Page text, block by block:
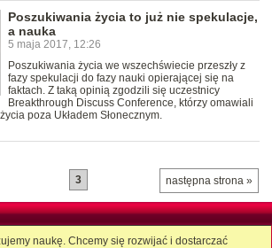
Poszukiwania życia to już nie spekulacje,
a nauka
5 maja 2017, 12:26
Poszukiwania życia we wszechświecie przeszły z
fazy spekulacji do fazy nauki opierającej się na
faktach. Z taką opinią zgodzili się uczestnicy
Breakthrough Discuss Conference, którzy omawiali
poza Układem Słonecznym.
następna strona »
3
naukę. Chcemy się rozwijać i dostarczać